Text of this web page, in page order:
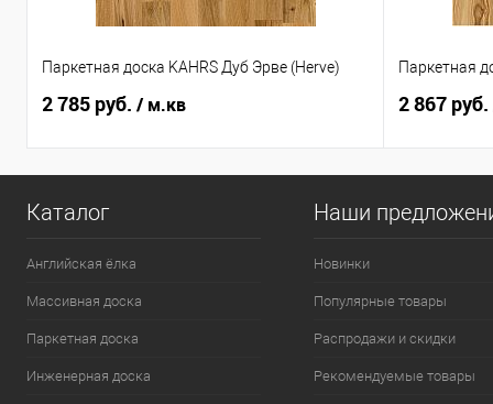
Паркетная доска KAHRS Дуб Эрве (Herve)
2 785 руб. / м.кв
Паркетная
2 867 руб.
Каталог
Английская ёлка
Массивная доска
Паркетная доска
Инженерная доска
Наши
Новинки
Популярные товары
Распродажи и скидки
Рекомендуемые товары